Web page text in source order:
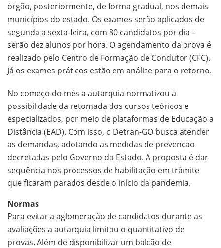
órgão, posteriormente, de forma gradual, nos demais
municípios do estado. Os exames serão aplicados de
segunda a sexta-feira, com 80 candidatos por dia –
serão dez alunos por hora. O agendamento da prova é
realizado pelo Centro de Formação de Condutor (CFC).
Já os exames práticos estão em análise para o retorno.
No começo do mês a autarquia normatizou a
possibilidade da retomada dos cursos teóricos e
especializados, por meio de plataformas de Educação a
Distância (EAD). Com isso, o Detran-GO busca atender
as demandas, adotando as medidas de prevenção
decretadas pelo Governo do Estado. A proposta é dar
sequência nos processos de habilitação em trâmite
que ficaram parados desde o início da pandemia.
Normas
Para evitar a aglomeração de candidatos durante as
avaliações a autarquia limitou o quantitativo de
provas. Além de disponibilizar um balcão de